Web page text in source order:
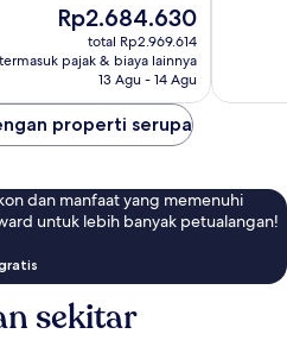
Harga
sekarang
Rp2.684.630
Rp2.684.630
total Rp2.969.614
termasuk pajak & biaya lainnya
13 Agu - 14 Agu
properti serupa
dan manfaat yang memenuhi
untuk lebih banyak petualangan!
sekitar